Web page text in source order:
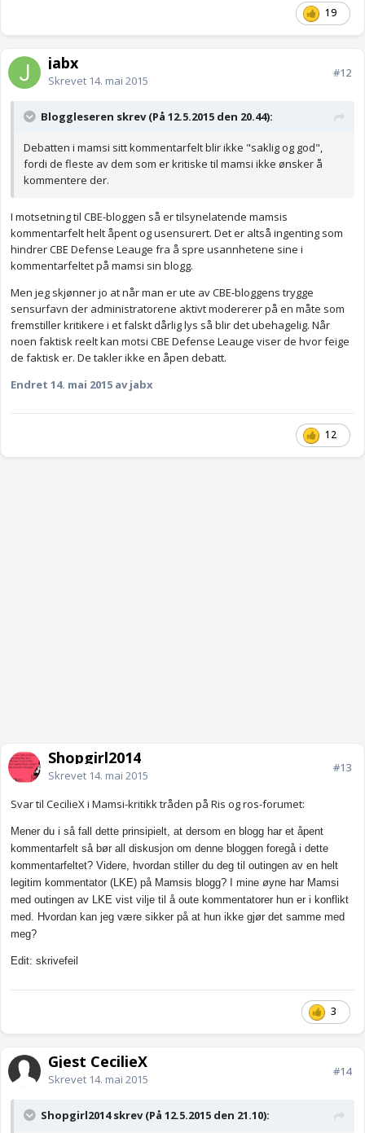
19
jabx
Skrevet 14. mai 2015
#12
Bloggleseren skrev (På 12.5.2015 den 20.44):
Debatten i mamsi sitt kommentarfelt blir ikke "saklig og god",
fordi de fleste av dem som er kritiske til mamsi ikke ønsker å
kommentere der.
I motsetning til CBE-bloggen så er tilsynelatende mamsis
kommentarfelt helt åpent og usensurert. Det er altså ingenting som
hindrer CBE Defense Leauge fra å spre usannhetene sine i
kommentarfeltet på mamsi sin blogg.
Men jeg skjønner jo at når man er ute av CBE-bloggens trygge
sensurfavn der administratorene aktivt modererer på en måte som
fremstiller kritikere i et falskt dårlig lys så blir det ubehagelig. Når
noen faktisk reelt kan motsi CBE Defense Leauge viser de hvor feige
de faktisk er. De takler ikke en åpen debatt.
Endret 14. mai 2015 av jabx
12
Shopgirl2014
Skrevet 14. mai 2015
#13
Svar til CecilieX i Mamsi-kritikk tråden på Ris og ros-forumet:
Mener du i så fall dette prinsipielt, at dersom en blogg har et åpent
kommentarfelt så bør all diskusjon om denne bloggen foregå i dette
kommentarfeltet? Videre, hvordan stiller du deg til outingen av en helt
legitim kommentator (LKE) på Mamsis blogg? I mine øyne har Mamsi
med outingen av LKE vist vilje til å oute kommentatorer hun er i konflikt
med. Hvordan kan jeg være sikker på at hun ikke gjør det samme med
meg?
Edit: skrivefeil
3
Gjest CecilieX
Skrevet 14. mai 2015
#14
Shopgirl2014 skrev (På 12.5.2015 den 21.10):